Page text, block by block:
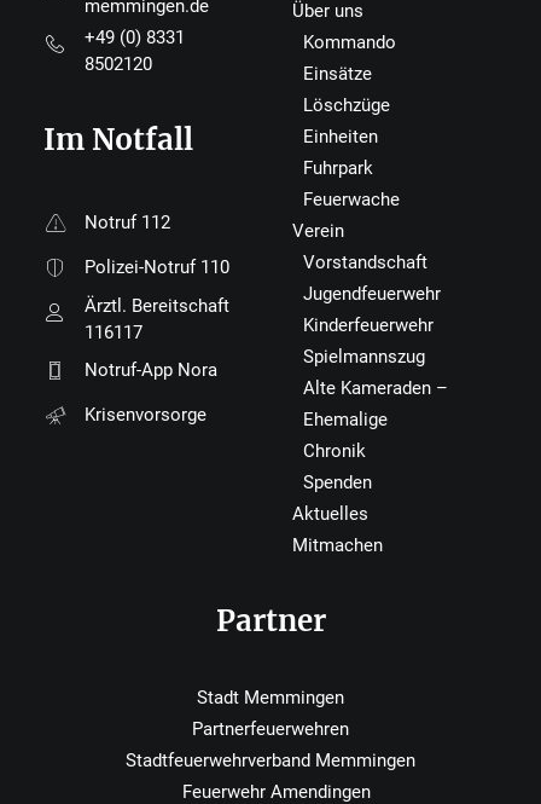
memmingen.de
+49 (0) 8331
8502120
Im Notfall
Notruf 112
Polizei-Notruf 110
Ärztl. Bereitschaft
116117
Notruf-App Nora
Krisenvorsorge
Über uns
Kommando
Einsätze
Löschzüge
Einheiten
Fuhrpark
Feuerwache
Verein
Vorstandschaft
Jugendfeuerwehr
Kinderfeuerwehr
Spielmannszug
Alte Kameraden –
Ehemalige
Chronik
Spenden
Aktuelles
Mitmachen
Partner
Stadt Memmingen
Partnerfeuerwehren
Stadtfeuerwehrverband Memmingen
Feuerwehr Amendingen